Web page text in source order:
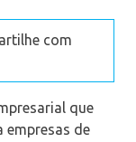
com
que
empresas de